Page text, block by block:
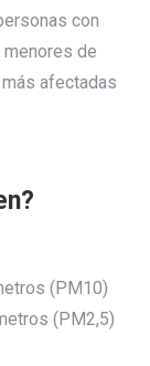
con
de
afectadas
(PM10)
(PM2,5)